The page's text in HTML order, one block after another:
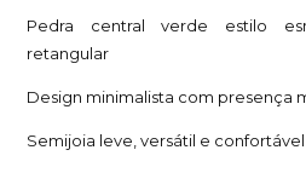
Pedra central verde estilo
retangular
Design minimalista com presença
Semijoia leve, versátil e